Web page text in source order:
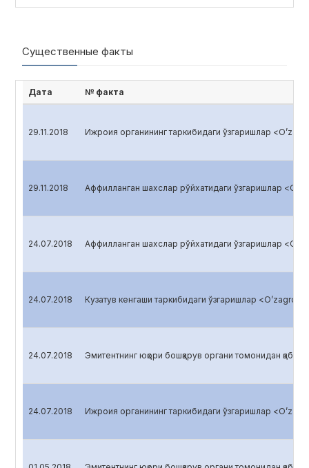
Существенные факты
Дата № факта
29.11.2018 Ижроия органининг таркибидаги ўзгаришлар
29.11.2018 Аффилланган шахслар рўйхатидаги ўзгаришлар
24.07.2018 Аффилланган шахслар рўйхатидаги ўзгаришлар
24.07.2018 Кузатув кенгаши таркибидаги ўзгаришлар
24.07.2018 Эмитентнинг юқори бошқарув органи томонидан қабул
24.07.2018 Ижроия органининг таркибидаги ўзгаришлар